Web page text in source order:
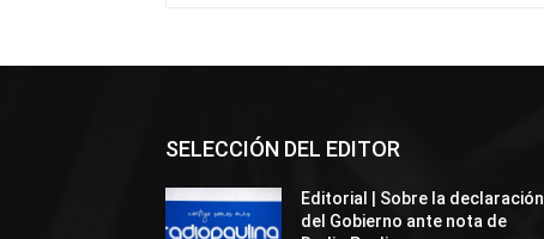
SELECCIÓN DEL EDITOR
Editorial | Sobre la declaración
del Gobierno ante nota de